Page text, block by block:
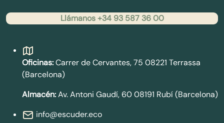
Llámanos +34 93 587 36 00
Oficinas:Carrer de Cervantes, 75 08221 Terrassa
(Barcelona)
Almacén:Av. Antoni Gaudí, 60 08191 Rubí (Barcelona)
info@escuder.eco